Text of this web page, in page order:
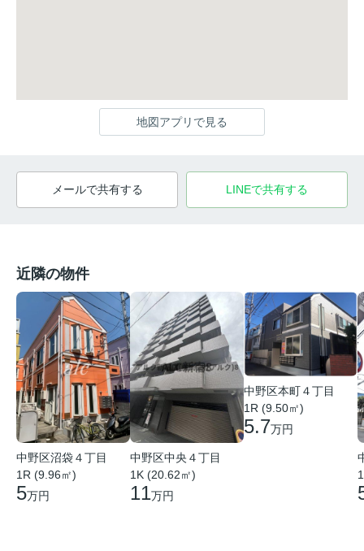
地図アプリで見る
メールで共有する LINEで共有する
近隣の物件
中野区沼袋４丁目
1R (9.96㎡)
5万円
中野区中央４丁目
1K (20.62㎡)
11万円
中野区本町４丁目
1R (9.50㎡)
5.7万円